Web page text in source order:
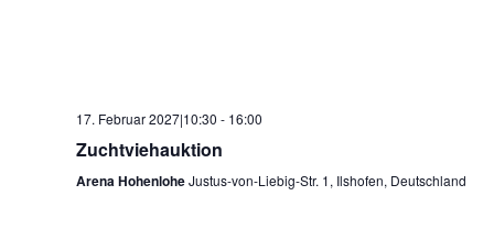
17. Februar 2027|10:30 - 16:00
Zuchtviehauktion
Arena HohenloheJustus-von-Liebig-Str. 1, Ilshofen, Deutschland